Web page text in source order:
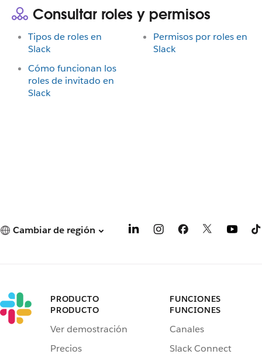
Consultar roles y permisos
Tipos de roles en
Slack
Cómo funcionan los
roles de invitado en
Slack
Permisos por roles en
Slack
Cambiar de región
PRODUCTO
PRODUCTO
Ver demostración
Precios
FUNCIONES
FUNCIONES
Canales
Slack Connect